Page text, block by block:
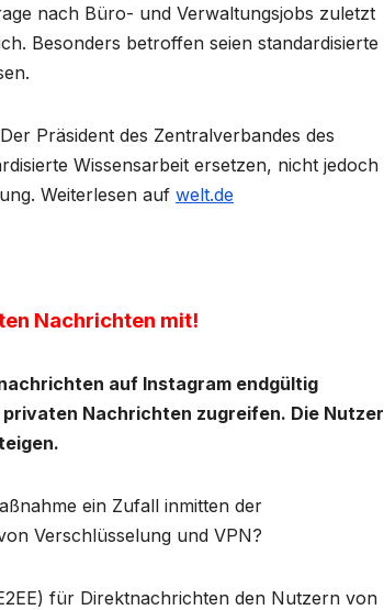
nach Büro- und Verwaltungsjobs zuletzt
Besonders betroffen seien standardisierte
Präsident des Zentralverbandes des
Wissensarbeit ersetzen, nicht jedoch
Weiterlesen auf welt.de
Nachrichten mit!
auf Instagram endgültig
Nachrichten zugreifen. Die Nutzer
ein Zufall inmitten der
Verschlüsselung und VPN?
für Direktnachrichten den Nutzern von